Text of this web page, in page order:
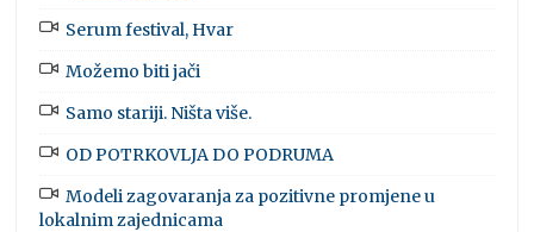
Serum festival, Hvar
Možemo biti jači
Samo stariji. Ništa više.
OD POTRKOVLJA DO PODRUMA
Modeli zagovaranja za pozitivne promjene u
lokalnim zajednicama